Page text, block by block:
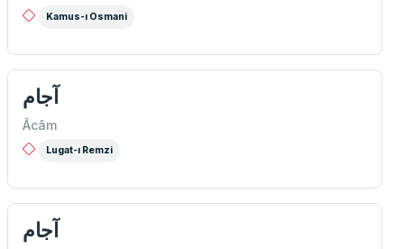
Kamus-ı Osmani
آجام
Âcâm
Lugat-ı Remzi
آجام